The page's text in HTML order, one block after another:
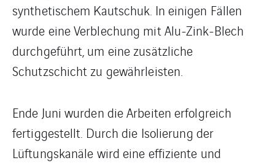
synthetischem Kautschuk. In einigen Fällen
wurde eine Verblechung mit Alu-Zink-Blech
durchgeführt, um eine zusätzliche
Schutzschicht zu gewährleisten.
Ende Juni wurden die Arbeiten erfolgreich
fertiggestellt. Durch die Isolierung der
Lüftungskanäle wird eine effiziente und